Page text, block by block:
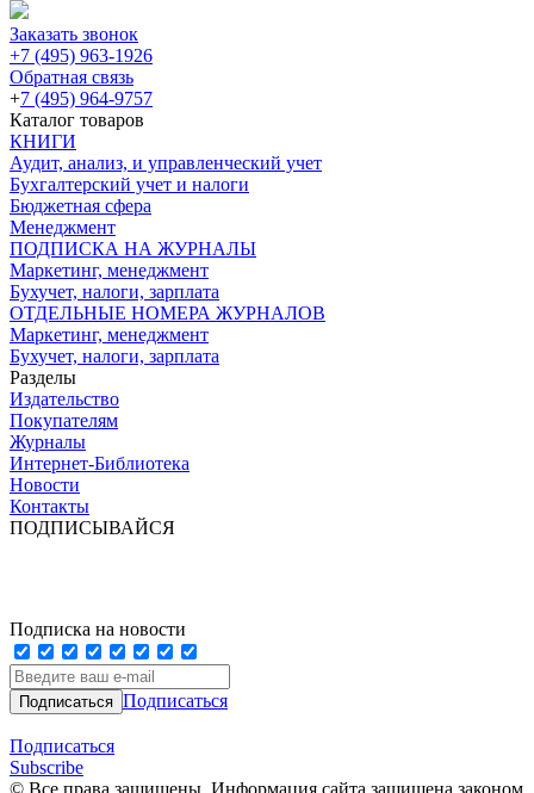
Заказать звонок
+7 (495) 963-1926
Обратная связь
+7 (495) 964-9757
Каталог товаров
КНИГИ
Аудит, анализ, и управленческий учет
Бухгалтерский учет и налоги
Бюджетная сфера
Менеджмент
ПОДПИСКА НА ЖУРНАЛЫ
Маркетинг, менеджмент
Бухучет, налоги, зарплата
ОТДЕЛЬНЫЕ НОМЕРА ЖУРНАЛОВ
Маркетинг, менеджмент
Бухучет, налоги, зарплата
Разделы
Издательство
Покупателям
Журналы
Интернет-Библиотека
Новости
Контакты
ПОДПИСЫВАЙСЯ
Подписка на новости
Подписаться
Подписаться
Subscribe
© Все права защищены. Информация сайта защищена законом